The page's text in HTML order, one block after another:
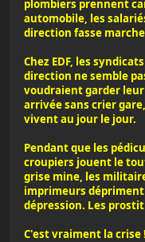
plombiers prennent
automobile, les
direction fasse
Chez EDF, les
direction ne semble
voudraient garder
arrivée sans crier
vivent au jour le jour.
Pendant que les
croupiers jouent le
grise mine, les
imprimeurs
dépression. Les
C'est vraiment la crise